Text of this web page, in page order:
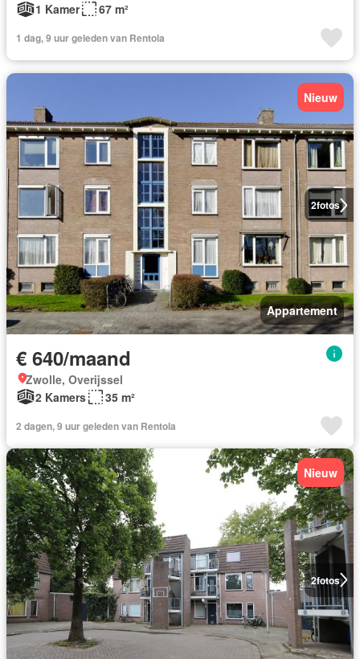
1 Kamer
67 m²
1 dag, 9 uur geleden van Rentola
2fotos
Nieuw
Appartement
€ 640/maand
Zwolle, Overijssel
2 Kamers
35 m²
2 dagen, 9 uur geleden van Rentola
2fotos
Nieuw